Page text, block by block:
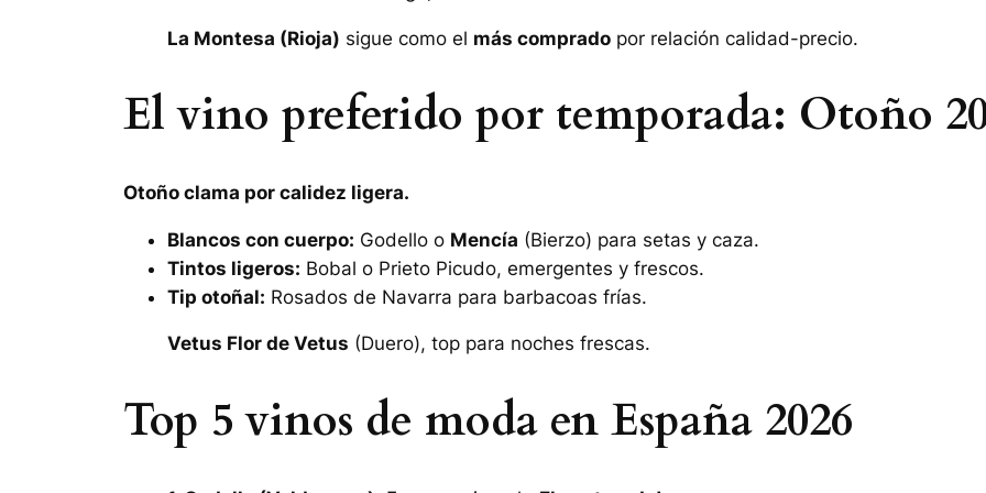
La Montesa (Rioja) sigue como el más comprado por relación calidad-precio.
El vino preferido por temporada: Otoño
Otoño clama por calidez ligera.
Blancos con cuerpo: Godello o Mencía (Bierzo) para setas y caza.
Tintos ligeros: Bobal o Prieto Picudo, emergentes y frescos.
Tip otoñal: Rosados de Navarra para barbacoas frías.
Vetus Flor de Vetus (Duero), top para noches frescas.
Top 5 vinos de moda en España 2026